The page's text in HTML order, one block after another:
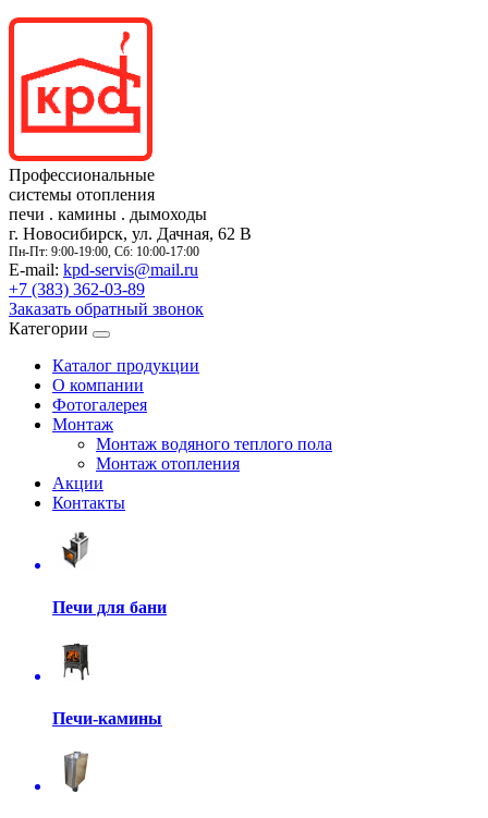
Профессиональные
системы отопления
печи . камины . дымоходы
г. Новосибирск, ул. Дачная, 62 В
Пн-Пт: 9:00-19:00, Сб: 10:00-17:00
E-mail: kpd-servis@mail.ru
+7 (383) 362-03-89
Заказать обратный звонок
Категории
Каталог продукции
О компании
Фотогалерея
Монтаж
Монтаж водяного теплого пола
Монтаж отопления
Акции
Контакты
Печи для бани
Печи-камины